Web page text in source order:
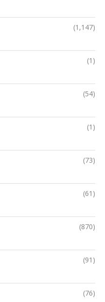
(1,147)
(1)
(54)
(1)
(73)
(61)
(870)
(91)
(76)